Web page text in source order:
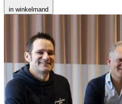
in winkelmand